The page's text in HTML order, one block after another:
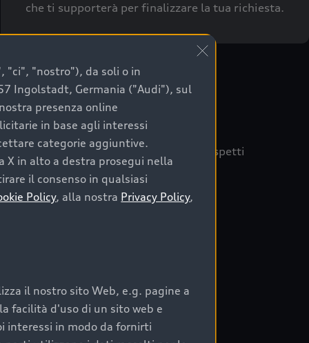
che ti supporterà per finalizzare la tua richiesta.
sicuro, è essenziale considerare aspetti
Prima Scelta :plus
nel tempo;
"ci", "nostro"), da soli o in
Ingolstadt, Germania ("Audi"), sul
presenza online
in base agli interessi
categorie aggiuntive.
in alto a destra prosegui nella
il consenso in qualsiasi
Policy, alla nostra Privacy Policy,
il nostro sito Web, e.g. pagine a
facilità d'uso di un sito web e
interessi in modo da fornirti